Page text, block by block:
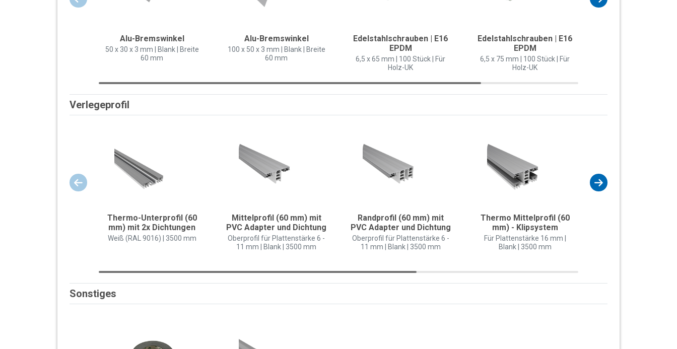
Alu-Bremswinkel
50 x 30 x 3 mm | Blank | Breite
60 mm
Alu-Bremswinkel
100 x 50 x 3 mm | Blank | Breite
60 mm
Edelstahlschrauben | E16
EPDM
6,5 x 65 mm | 100 Stück | Für
Holz-UK
Edelstahlschrauben | E16
EPDM
6,5 x 75 mm | 100 Stück | Für
Holz-UK
Verlegeprofil
Thermo-Unterprofil (60
mm) mit 2x Dichtungen
Weiß (RAL 9016) | 3500 mm
Mittelprofil (60 mm) mit
PVC Adapter und Dichtung
Oberprofil für Plattenstärke 6 -
11 mm | Blank | 3500 mm
Randprofil (60 mm) mit
PVC Adapter und Dichtung
Oberprofil für Plattenstärke 6 -
11 mm | Blank | 3500 mm
Thermo Mittelprofil (60
mm) - Klipsystem
Für Plattenstärke 16 mm |
Blank | 3500 mm
Sonstiges